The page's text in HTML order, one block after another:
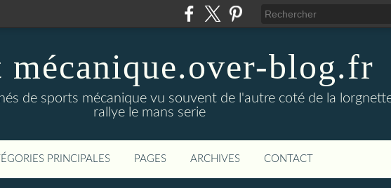
mécanique.over-blog.fr
de sports mécanique vu souvent de l'autre coté de la
rallye le mans serie
PRINCIPALES PAGES ARCHIVES CONTACT